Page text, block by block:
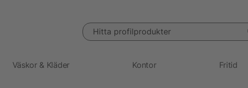
Hitta profilprodukter
Väskor & Kläder Kontor Fritid